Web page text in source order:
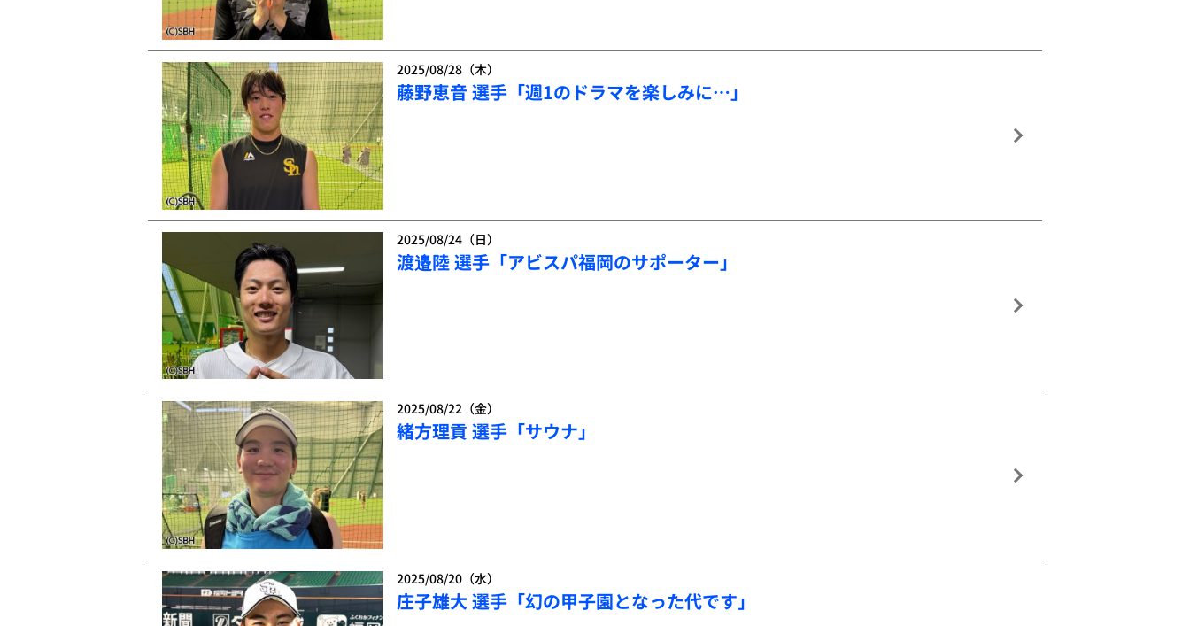
2025/08/28（木）
藤野恵音 選手「週1のドラマを楽しみに…」
2025/08/24（日）
渡邉陸 選手「アビスパ福岡のサポーター」
2025/08/22（金）
緒方理貢 選手「サウナ」
2025/08/20（水）
庄子雄大 選手「幻の甲子園となった代です」